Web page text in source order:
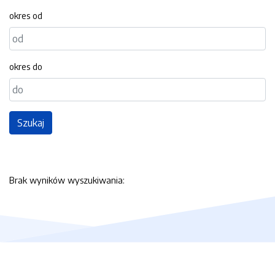
okres od
okres do
Szukaj
Brak wyników wyszukiwania: